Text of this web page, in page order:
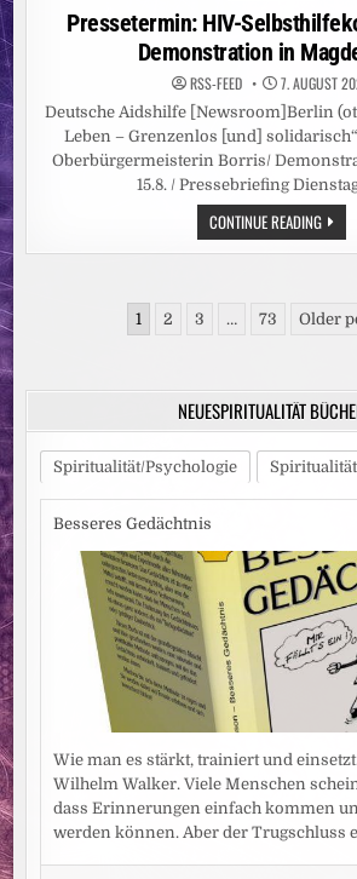
in
Pressetermin: HIV-
Demonstration in
RSS-FEED 7. AUGUST
Deutsche Aidshilfe [Newsroom]Berlin
Leben – Grenzenlos [und]
Oberbürgermeisterin Borris/
15.8. / Pressebriefing
CONTINUE READING
HIV-
Beiträge
1 2 3 … 73 Older
NEUESPIRITUALITÄT
Spiritualität/Psychologie
Besseres Gedächtnis
Wie man es stärkt, trainiert und
Wilhelm Walker. Viele Menschen
dass Erinnerungen einfach kommen
werden können. Aber der Trugschluss